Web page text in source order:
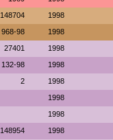
148704 1998
968-98 1998
27401 1998
132-98 1998
2 1998
1998
1998
148954 1998